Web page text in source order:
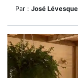
Par : José Lévesque